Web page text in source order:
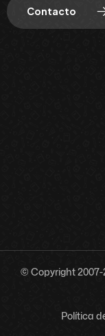
Contacto
© Copyright 2007-
Política